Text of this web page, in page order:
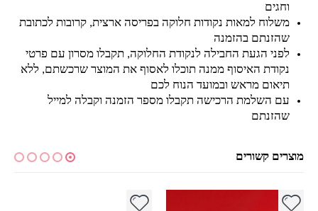
וחגים
משלוח למאות נקודות חלוקה בפריסה ארצית, קרובות לכתובת
שהזנתם בהזמנה
לפני הגעת החבילה לנקודת החלוקה, תקבלו מסרון עם פרטי
נקודת האיסוף ממנה תוכלו לאסוף את המוצר שרכשתם, ללא
תיאום מראש ובמועד הנוח לכם
עם השלמת הרכישה תקבלו מספר הזמנה וקבלה למייל
שהזנתם
מוצרים קשורים
למוצר זה יש מספר סוגים. ניתן לבחור את האפשרויות בעמוד המוצר